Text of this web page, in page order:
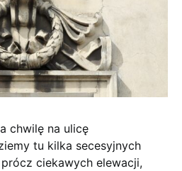
chwilę na ulicę
tu kilka secesyjnych
ciekawych elewacji,